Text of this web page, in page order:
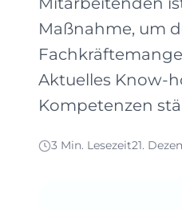
Maßnahme, um
Aktuelles Know-
Kompetenzen
3 Min. Lesezeit21.